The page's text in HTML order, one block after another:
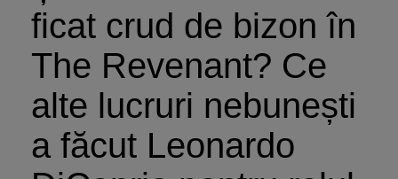
ficat crud de bizon în
The Revenant? Ce
alte lucruri nebunești
a făcut Leonardo